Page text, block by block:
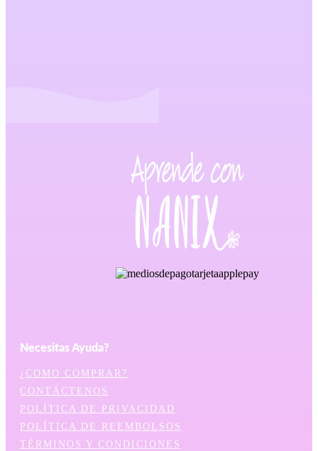
Necesitas Ayuda?
¿COMO COMPRAR?
CONTÁCTENOS
POLÍTICA DE PRIVACIDAD
POLÍTICA DE REEMBOLSOS
TÉRMINOS Y CONDICIONES